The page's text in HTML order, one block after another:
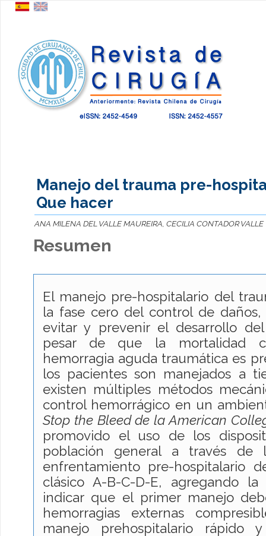
Manejo del trauma pre-
Que hacer
ANA MILENA DEL VALLE MAUREIRA, CECILIA CONTADOR VALLE
Resumen
El manejo pre-hospitalario del
la fase cero del control de
evitar y prevenir el desarrollo
pesar de que la mortalidad
hemorragia aguda traumática es
los pacientes son manejados a
existen múltiples métodos
control hemorrágico en un
Stop the Bleed de la American
promovido el uso de los
población general a través de
enfrentamiento pre-hospitalario
clásico A-B-C-D-E, agregando
indicar que el primer manejo
hemorragias externas
manejo prehospitalario rápido